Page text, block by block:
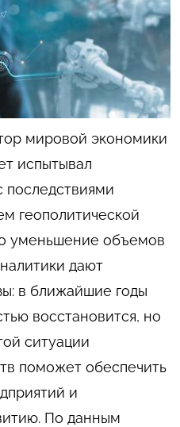
мировой экономики
испытывал
последствиями
геополитической
уменьшение объемов
дают
в ближайшие годы
восстановится, но
ситуации
поможет обеспечить
и
По данным